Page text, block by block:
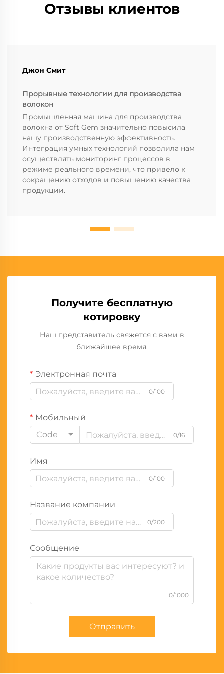
Отзывы клиентов
Джон Смит
Прорывные технологии для производства
волокон
Промышленная машина для производства
волокна от Soft Gem значительно повысила
нашу производственную эффективность.
Интеграция умных технологий позволила нам
осуществлять мониторинг процессов в
режиме реального времени, что привело к
сокращению отходов и повышению качества
продукции.
Получите бесплатную
котировку
Наш представитель свяжется с вами в
ближайшее время.
Электронная почта
0/100
Мобильный
Code
0/16
Имя
0/100
Название компании
0/200
Сообщение
0/1000
Отправить